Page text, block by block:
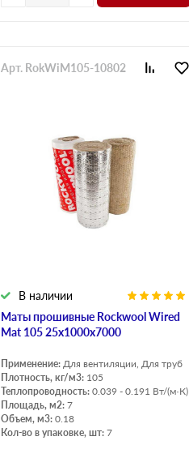
Маты прошивные Rockwool Wired
Mat 105 25х1000х7000
В наличии
Арт. RokWiM105-10802
Применение: Для вентиляции, Для труб
Плотность, кг/м3: 105
Теплопроводность: 0.039 - 0.191 Вт/(м·К)
Площадь, м2: 7
Объем, м3: 0.18
Кол-во в упаковке, шт: 7